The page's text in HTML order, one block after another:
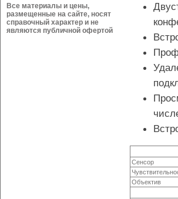
Все материалы и цены,
размещенные на сайте, носят
справочный характер и не
являются публичной офертой
Сенсор
Объектив